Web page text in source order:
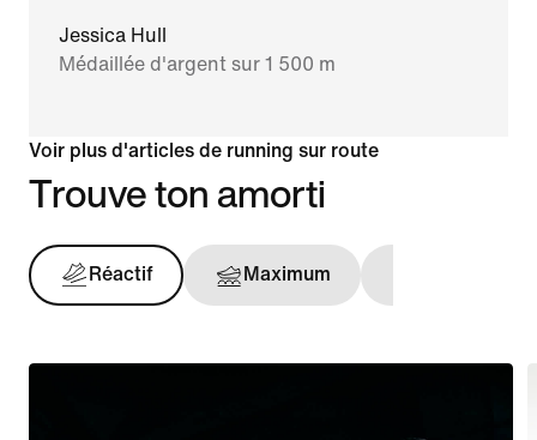
Jessica Hull
Médaillée d'argent sur 1 500 m
Voir plus d'articles de running sur route
Trouve ton amorti
Réactif Maximum